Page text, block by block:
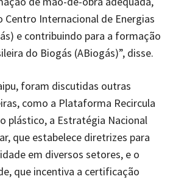
Internacional de Energias
e contribuindo para a formação
do Biogás (ABiogás)”, disse.
foram discutidas outras
como a Plataforma Recircula
plástico, a Estratégia Nacional
que estabelece diretrizes para
em diversos setores, e o
que incentiva a certificação